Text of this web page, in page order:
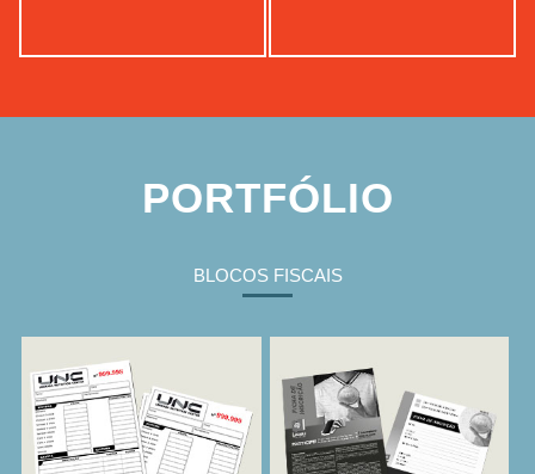
PORTFÓLIO
BLOCOS FISCAIS
Pedidos
Inscrição